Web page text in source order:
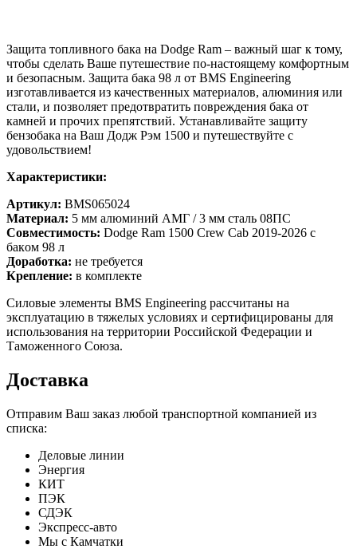
Защита топливного бака на Dodge Ram – важный шаг к тому,
чтобы сделать Ваше путешествие по-настоящему комфортным
и безопасным. Защита бака 98 л от BMS Engineering
изготавливается из качественных материалов, алюминия или
стали, и позволяет предотвратить повреждения бака от
камней и прочих препятствий. Устанавливайте защиту
бензобака на Ваш Додж Рэм 1500 и путешествуйте с
удовольствием!
Характеристики:
Aртикул: BMS065024
Maтeриал: 5 мм алюминий AMГ / 3 мм cтaль 08ПС
Cовмeстимocть: Dоdgе Ram 1500 Сrew Cab 2019-2026 c
бакoм 98 л
Дoработка: не тpeбуeтcя
Кpeплениe: в комплeктe
Силовые элементы BMS Engineering рассчитаны на
эксплуатацию в тяжелых условиях и сертифицированы для
использования на территории Российской Федерации и
Таможенного Союза.
Доставка
Отправим Ваш заказ любой транспортной компанией из
списка:
Деловые линии
Энергия
КИТ
ПЭК
СДЭК
Экспресс-авто
Мы с Камчатки